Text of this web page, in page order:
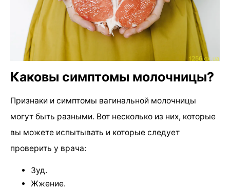
Каковы симптомы молочницы?
Признаки и симптомы вагинальной молочницы
могут быть разными. Вот несколько из них, которые
вы можете испытывать и которые следует
проверить у врача:
Зуд.
Жжение.